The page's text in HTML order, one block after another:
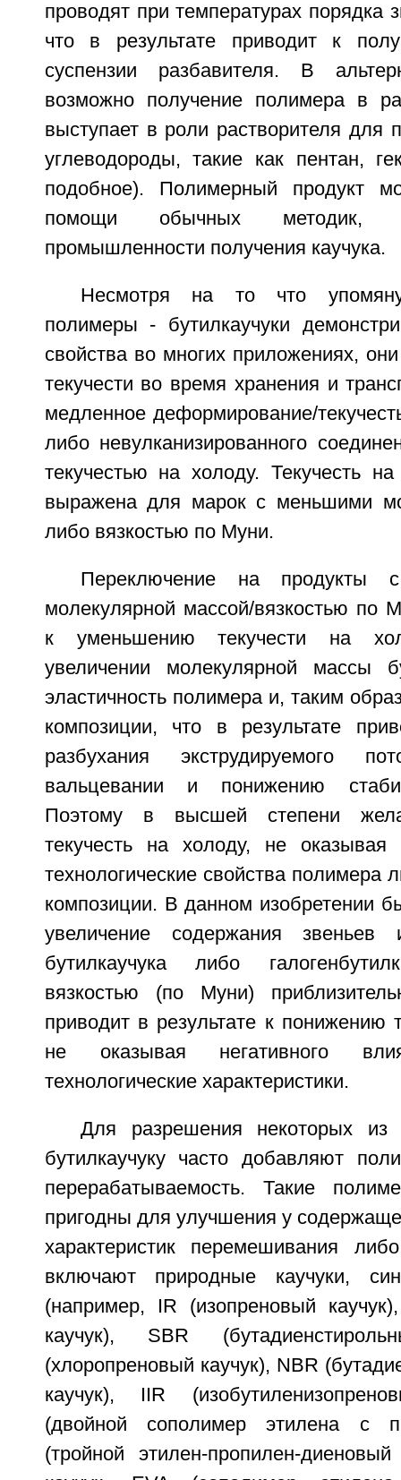
проводят при температурах порядка
что в результате приводит к
суспензии разбавителя. В
возможно получение полимера в
выступает в роли растворителя для
углеводороды, такие как пентан,
подобное). Полимерный продукт
помощи обычных методик,
промышленности получения каучука.
Несмотря на то что
полимеры - бутилкаучуки
свойства во многих приложениях,
текучести во время хранения и
медленное деформирование/
либо невулканизированного
текучестью на холоду. Текучесть
выражена для марок с меньшими
либо вязкостью по Муни.
Переключение на продукты
молекулярной массой/вязкостью по
к уменьшению текучести на
увеличении молекулярной массы
эластичность полимера и, таким
композиции, что в результате
разбухания экструдируемого
вальцевании и понижению
Поэтому в высшей степени
текучесть на холоду, не
технологические свойства полимера
композиции. В данном изобретении
увеличение содержания
бутилкаучука либо
вязкостью (по Муни)
приводит в результате к понижению
не оказывая негативного
технологические характеристики.
Для разрешения некоторых
бутилкаучуку часто добавляют
перерабатываемость. Такие
пригодны для улучшения у
характеристик перемешивания
включают природные каучуки,
(например, IR (изопреновый
каучук), SBR
(хлоропреновый каучук), NBR
каучук), IIR
(двойной сополимер этилена с
(тройной этилен-пропилен-